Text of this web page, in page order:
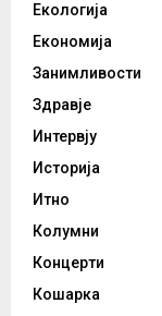
Екологија
Економија
Занимливости
Здравје
Интервју
Историја
Итно
Колумни
Концерти
Кошарка